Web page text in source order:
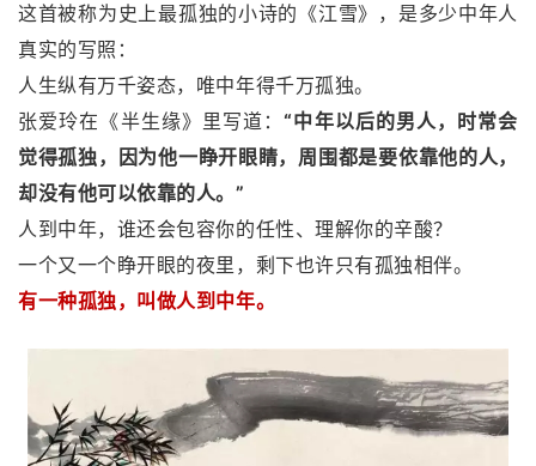
这首被称为史上最孤独的小诗的《江雪》，是多少中年人
真实的写照：
人生纵有万千姿态，唯中年得千万孤独。
张爱玲在《半生缘》里写道：“中年以后的男人，时常会
觉得孤独，因为他一睁开眼睛，周围都是要依靠他的人，
却没有他可以依靠的人。”
人到中年，谁还会包容你的任性、理解你的辛酸？
一个又一个睁开眼的夜里，剩下也许只有孤独相伴。
有一种孤独，叫做人到中年。